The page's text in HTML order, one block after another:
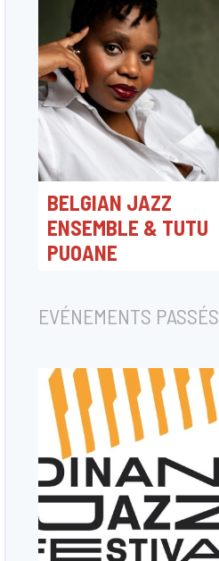
BELGIAN JAZZ
ENSEMBLE & TUTU
PUOANE
Flagey
EVÉNEMENTS PASSÉS